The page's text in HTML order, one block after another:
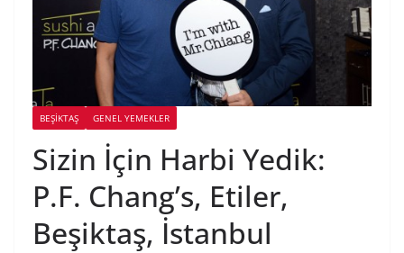
BEŞIKTAŞ GENEL YEMEKLER
Sizin İçin Harbi Yedik:
P.F. Chang’s, Etiler,
Beşiktaş, İstanbul